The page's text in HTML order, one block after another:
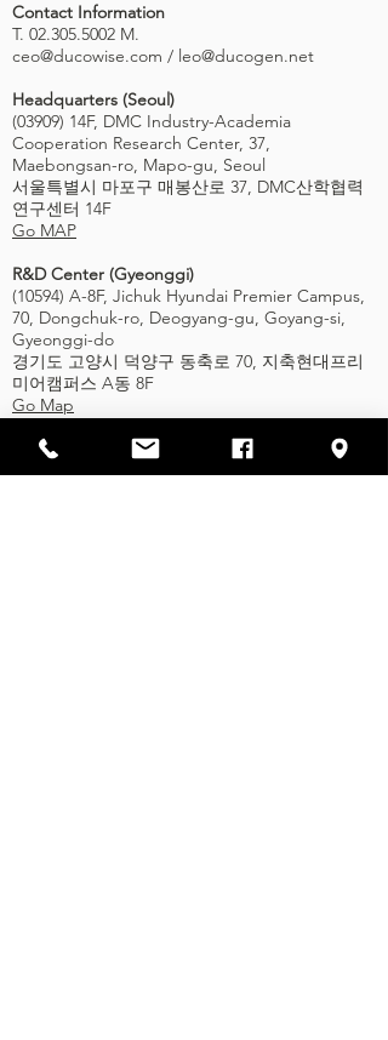
Contact Information
T. 02.305.5002 M.
ceo@ducowise.com / leo@ducogen.net
Headquarters (Seoul)
(03909) 14F, DMC Industry-Academia
Cooperation Research Center, 37,
Maebongsan-ro, Mapo-gu, Seoul
서울특별시 마포구 매봉산로 37, DMC산학협력
연구센터 14F
Go MAP
R&D Center (Gyeonggi)
(10594) A-8F, Jichuk Hyundai Premier Campus,
70, Dongchuk-ro, Deogyang-gu, Goyang-si,
Gyeonggi-do
경기도 고양시 덕양구 동축로 70, 지축현대프리
미어캠퍼스 A동 8F
Go Map